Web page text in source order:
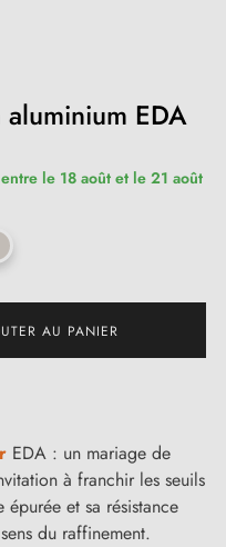
EDA
le 18 août et le 21 août
AU PANIER
EDA : un mariage de
à franchir les seuils
et sa résistance
du raffinement.